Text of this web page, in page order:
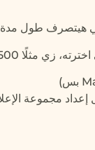
إجمالية أو 50 لو يومية.